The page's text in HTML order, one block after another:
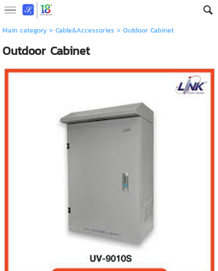
Main category> Cable&Accessories > Outdoor Cabinet
Outdoor Cabinet